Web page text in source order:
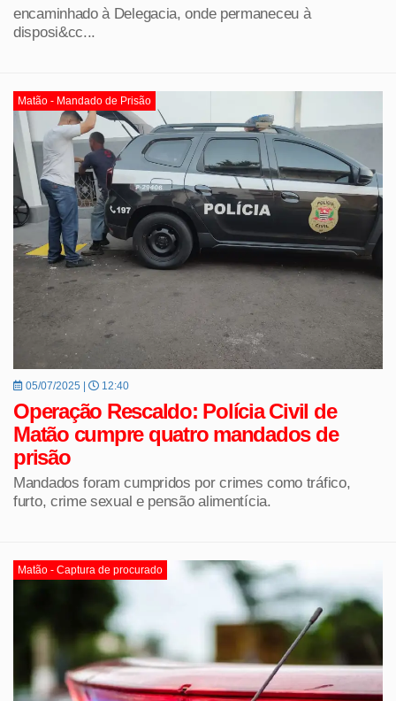
encaminhado à Delegacia, onde permaneceu à
disposi&cc...
Matão - Mandado de Prisão
05/07/2025 | 12:40
Operação Rescaldo: Polícia Civil de
Matão cumpre quatro mandados de
prisão
Mandados foram cumpridos por crimes como tráfico,
furto, crime sexual e pensão alimentícia.
Matão - Captura de procurado